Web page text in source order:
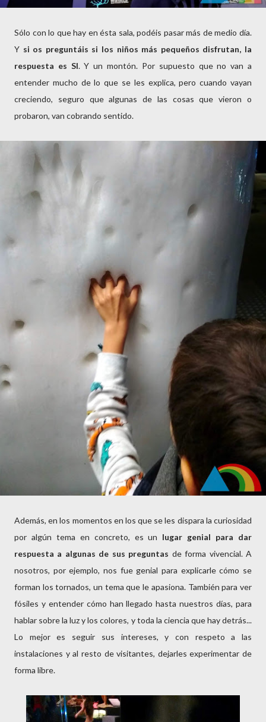
Sólo con lo que hay en ésta sala, podéis pasar más de medio día.
Y si os preguntáis si los niños más pequeños disfrutan, la
respuesta es SI. Y un montón. Por supuesto que no van a
entender mucho de lo que se les explica, pero cuando vayan
creciendo, seguro que algunas de las cosas que vieron o
probaron, van cobrando sentido.
Además, en los momentos en los que se les dispara la curiosidad
por algún tema en concreto, es un lugar genial para dar
respuesta a algunas de sus preguntas de forma vivencial. A
nosotros, por ejemplo, nos fue genial para explicarle cómo se
forman los tornados, un tema que le apasiona. También para ver
fósiles y entender cómo han llegado hasta nuestros días, para
hablar sobre la luz y los colores, y toda la ciencia que hay detrás...
Lo mejor es seguir sus intereses, y con respeto a las
instalaciones y al resto de visitantes, dejarles experimentar de
forma libre.